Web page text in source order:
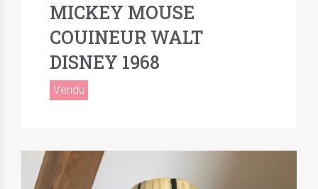
MICKEY MOUSE
COUINEUR WALT
DISNEY 1968
Vendu